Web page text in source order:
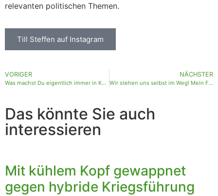
relevanten politischen Themen.
Till Steffen auf Instagram
VORIGER
Was machst Du eigentlich immer in Karlsruhe?
NÄCHSTER
Wir stehen uns selbst im Weg! Mein Fazit aus der gestrigen Speakers‘ Corner
Das könnte Sie auch
interessieren
Mit kühlem Kopf gewappnet
gegen hybride Kriegsführung